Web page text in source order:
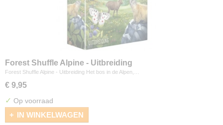
Forest Shuffle Alpine - Uitbreiding
Forest Shuffle Alpine - Uitbreiding Het bos in de Alpen,…
€ 9,95
✓ Op voorraad
IN WINKELWAGEN